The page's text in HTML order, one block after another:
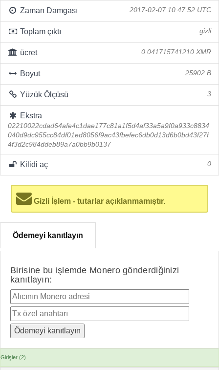
Zaman Damgası 2017-02-07 10:47:52 UTC
Toplam çıktı gizli
ücret 0.041715741210 XMR
Boyut 25902 B
Yüzük Ölçüsü 3
Ekstra
02210022cdad64afe4c1dae177c81a1f5d4af33a5a9f0a933c8834
040d9dc955cc84df01ed8056f9ac43fbefec6db0d13d6b0bd43f27f
4f3d2c984ddeb89a7a0bb9b0137
Kilidi aç 0
Gizli İşlem - tutarlar açıklanmamıştır.
Ödemeyi kanıtlayın
Birisine bu işlemde Monero gönderdiğinizi
kanıtlayın:
Girişler (2)